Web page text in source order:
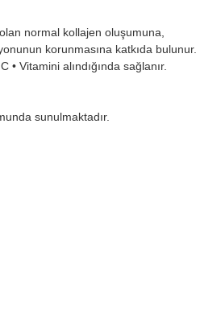
normal kollajen oluşumuna,
korunmasına katkıda bulunur.
• Vitamini alındığında sağlanır.
sunulmaktadır.